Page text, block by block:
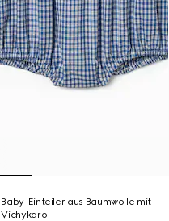
Baby-Einteiler aus Baumwolle mit
Vichykaro